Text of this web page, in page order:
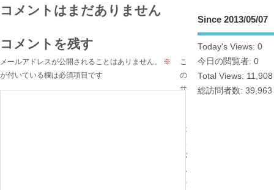
コメントはまだありません
コメントを残す
メールアドレスが公開されることはありません。
※
が付いている欄は必須項目です
こ
の
サ
は
ス
パ
ム
を
Since 2013/05/07
Today's Views: 0
今日の閲覧者: 0
Total Views: 11,908
総訪問者数: 39,963